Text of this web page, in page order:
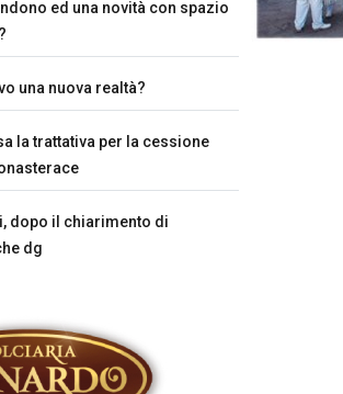
ed una novità con spazio
una nuova realtà?
la trattativa per la cessione
dopo il chiarimento di
dg